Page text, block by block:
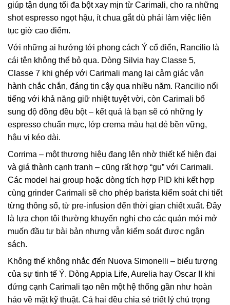
giúp tận dụng tối đa bột xay mịn từ Carimali, cho ra những
shot espresso ngọt hậu, ít chua gắt dù phải làm việc liên
tục giờ cao điểm.
Với những ai hướng tới phong cách Ý cổ điển, Rancilio là
cái tên không thể bỏ qua. Dòng Silvia hay Classe 5,
Classe 7 khi ghép với Carimali mang lại cảm giác vận
hành chắc chắn, đáng tin cậy qua nhiều năm. Rancilio nổi
tiếng với khả năng giữ nhiệt tuyệt vời, còn Carimali bổ
sung độ đồng đều bột – kết quả là bạn sẽ có những ly
espresso chuẩn mực, lớp crema màu hạt dẻ bền vững,
hậu vị kéo dài.
Corrima – một thương hiệu đang lên nhờ thiết kế hiện đại
và giá thành cạnh tranh – cũng rất hợp “gu” với Carimali.
Các model hai group hoặc dòng tích hợp PID khi kết hợp
cùng grinder Carimali sẽ cho phép barista kiểm soát chi tiết
từng thông số, từ pre-infusion đến thời gian chiết xuất. Đây
là lựa chọn tôi thường khuyến nghị cho các quán mới mở
muốn đầu tư bài bản nhưng vẫn kiểm soát được ngân
sách.
Không thể không nhắc đến Nuova Simonelli – biểu tượng
của sự tinh tế Ý. Dòng Appia Life, Aurelia hay Oscar II khi
đứng cạnh Carimali tạo nên một hệ thống gần như hoàn
hảo về mặt kỹ thuật. Cả hai đều chia sẻ triết lý chú trọng